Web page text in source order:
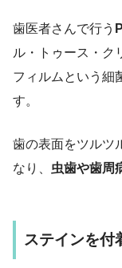
歯医者さんで行う
ル・トゥース・ク
フィルムという細
す。
歯の表面をツルツ
なり、 虫歯や歯周
ステインを付